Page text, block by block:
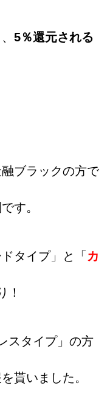
5％還元される
ブラックの方で
す。
タイプ」と「 カ
！
スタイプ」の方
貰いました。